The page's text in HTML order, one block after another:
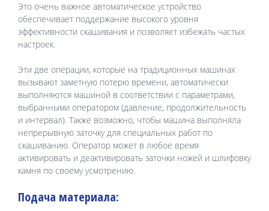
Это очень важное автоматическое устройство
обеспечивает поддержание высокого уровня
эффективности скашивания и позволяет избежать частых
настроек.
Эти две операции, которые на традиционных машинах
вызывают заметную потерю времени, автоматически
выполняются машиной в соответствии с параметрами,
выбранными оператором (давление, продолжительность
и интервал). Также возможно, чтобы машина выполняла
непрерывную заточку для специальных работ по
скашиванию. Оператор может в любое время
активировать и деактивировать заточки ножей и шлифовку
камня по своему усмотрению.
Подача материала: